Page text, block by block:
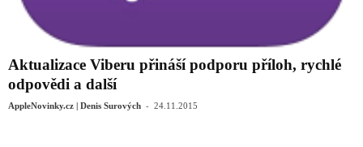
Aktualizace Viberu přináší podporu příloh, rychlé
odpovědi a další
AppleNovinky.cz | Denis Surových - 24.11.2015